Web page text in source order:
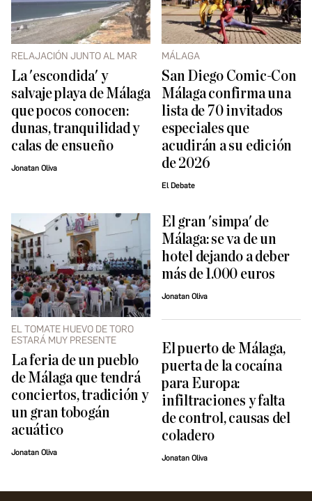
RELAJACIÓN JUNTO AL MAR
La 'escondida' y
salvaje playa de Málaga
que pocos conocen:
dunas, tranquilidad y
calas de ensueño
Jonatan Oliva
MÁLAGA
San Diego Comic-Con
Málaga confirma una
lista de 70 invitados
especiales que
acudirán a su edición
de 2026
El Debate
EL TOMATE HUEVO DE TORO
ESTARÁ MUY PRESENTE
La feria de un pueblo
de Málaga que tendrá
conciertos, tradición y
un gran tobogán
acuático
Jonatan Oliva
El gran 'simpa' de
Málaga: se va de un
hotel dejando a deber
más de 1.000 euros
Jonatan Oliva
El puerto de Málaga,
puerta de la cocaína
para Europa:
infiltraciones y falta
de control, causas del
coladero
Jonatan Oliva